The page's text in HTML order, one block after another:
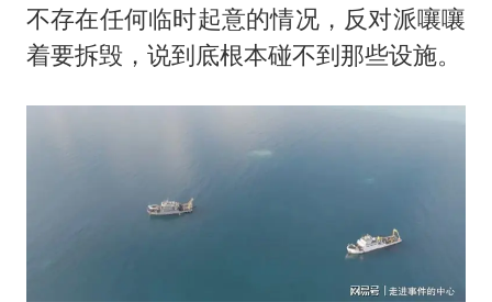
不存在任何临时起意的情况，反对派嚷嚷
着要拆毁，说到底根本碰不到那些设施。